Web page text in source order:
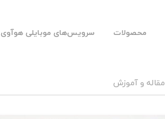
محصولات سرویس‌های موبایلی هوآوی
مقاله و آموزش